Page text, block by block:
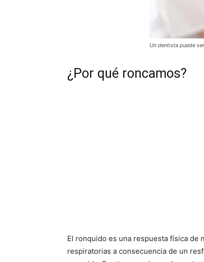
Un dentista puede
¿Por qué roncamos?
El ronquido es una respuesta física de
respiratorias a consecuencia de un